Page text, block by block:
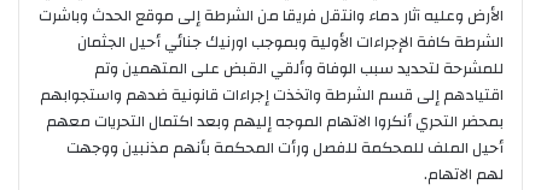
الأرض وعليه آثار دماء وانتقل فريقا من الشرطة إلى موقع الحدث وباشرت
الشرطة كافة الإجراءات الأولية وبموجب اورنيك جنائي أحيل الجثمان
للمشرحة لتحديد سبب الوفاة وألقي القبض على المتهمين وتم
اقتيادهم إلى قسم الشرطة واتخذت إجراءات قانونية ضدهم واستجوابهم
بمحضر التحري أنكروا الاتهام الموجه إليهم وبعد اكتمال التحريات معهم
أحيل الملف للمحكمة للفصل ورأت المحكمة بأنهم مذنبين ووجهت
لهم الاتهام.